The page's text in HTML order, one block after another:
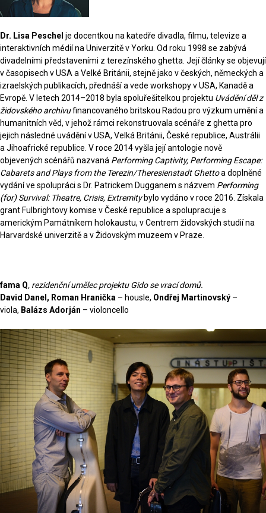
Dr. Lisa Peschel je docentkou na katedře divadla, filmu, televize a
interaktivních médií na Univerzitě v Yorku. Od roku 1998 se zabývá
divadelními představeními z terezínského ghetta. Její články se objevují
v časopisech v USA a Velké Británii, stejně jako v českých, německých a
izraelských publikacích, přednáší a vede workshopy v USA, Kanadě a
Evropě. V letech 2014–2018 byla spoluřešitelkou projektu Uvádění děl z
židovského archivufinancovaného britskou Radou pro výzkum umění a
humanitních věd, v jehož rámci rekonstruovala scénáře z ghetta pro
jejich následné uvádění v USA, Velká Británii, České republice, Austrálii
a Jihoafrické republice. V roce 2014 vyšla její antologie nově
objevených scénářů nazvaná Performing Captivity, Performing Escape:
Cabarets and Plays from the Terezin/Theresienstadt Ghettoa doplněné
vydání ve spolupráci s Dr. Patrickem Dugganem s názvem Performing
(for) Survival: Theatre, Crisis, Extremitybylo vydáno v roce 2016. Získala
grant Fulbrightovy komise v České republice a spolupracuje s
americkým Památníkem holokaustu, v Centrem židovských studií na
Harvardské univerzitě a v Židovským muzeem v Praze.
fama Q, rezidenční umělec projektu Gido se vrací domů.
David Danel, Roman Hranička – housle, Ondřej Martinovský –
viola, Balázs Adorján – violoncello